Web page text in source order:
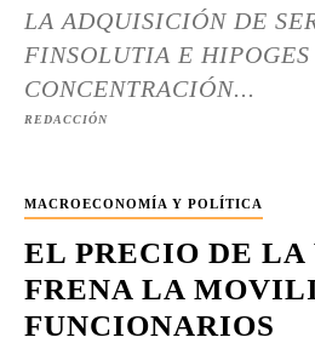
LA ADQUISICIÓN DE
FINSOLUTIA E
CONCENTRACIÓN...
REDACCIÓN
MACROECONOMÍA Y POLÍTICA
EL PRECIO DE
FRENA LA
FUNCIONARIOS